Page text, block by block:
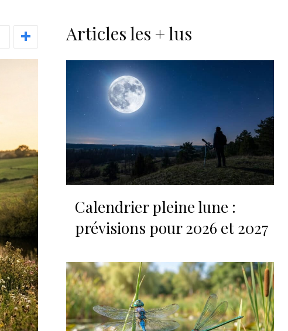
Articles les + lus
Calendrier pleine lune :
prévisions pour 2026 et 2027